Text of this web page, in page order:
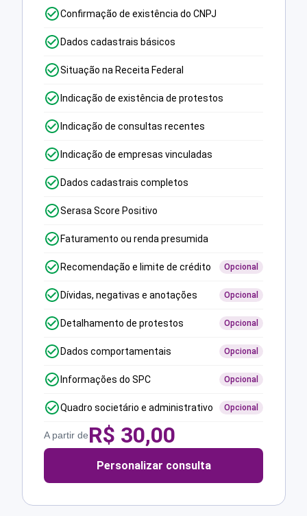
Confirmação de existência do CNPJ
Dados cadastrais básicos
Situação na Receita Federal
Indicação de existência de protestos
Indicação de consultas recentes
Indicação de empresas vinculadas
Dados cadastrais completos
Serasa Score Positivo
Faturamento ou renda presumida
Recomendação e limite de crédito Opcional
Dívidas, negativas e anotações Opcional
Detalhamento de protestos Opcional
Dados comportamentais Opcional
Informações do SPC Opcional
Quadro societário e administrativo Opcional
A partir deR$ 30,00
Personalizar consulta